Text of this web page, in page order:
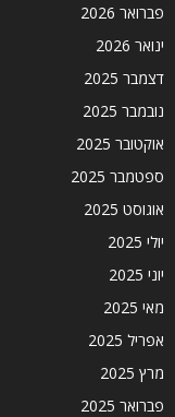
פברואר 2026
ינואר 2026
דצמבר 2025
נובמבר 2025
אוקטובר 2025
ספטמבר 2025
אוגוסט 2025
יולי 2025
יוני 2025
מאי 2025
אפריל 2025
מרץ 2025
פברואר 2025